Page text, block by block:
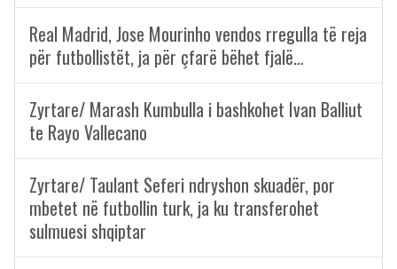
Real Madrid, Jose Mourinho vendos rregulla të reja
për futbollistët, ja për çfarë bëhet fjalë…
Zyrtare/ Marash Kumbulla i bashkohet Ivan Balliut
te Rayo Vallecano
Zyrtare/ Taulant Seferi ndryshon skuadër, por
mbetet në futbollin turk, ja ku transferohet
sulmuesi shqiptar